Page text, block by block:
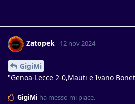
Zatopek 12 nov 2024
GigiMi
"Genoa-Lecce 2-0,Mauti e Ivano
GigiMi ha messo mi piace.